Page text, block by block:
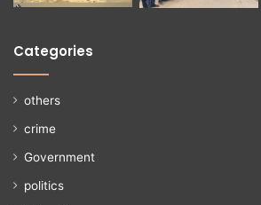
Categories
others
crime
Government
politics